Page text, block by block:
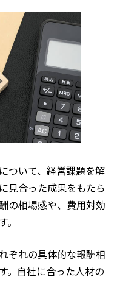
ついて、経営課題を解
見合った成果をもたら
の相場感や、費用対効
ぞれの具体的な報酬相
。自社に合った人材の